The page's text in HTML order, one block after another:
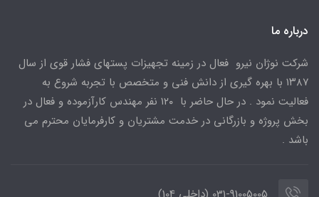
درباره ما
شرکت نوژان نیرو فعال در زمینه تجهیزات پستهای فشار قوی از سال
۱۳۸۷ با بهره گیری از دانش فنی و متخصص با تجربه شروع به
فعالیت نمود . در حال حاضر با ۱۲۰ نفر مهندس کارآزموده و فعال در
بخش پروژه و بازرگانی در خدمت مشتریان و کارفرمایان محترم می
باشد .